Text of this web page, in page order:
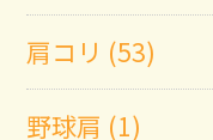
肩コリ (53)
野球肩 (1)